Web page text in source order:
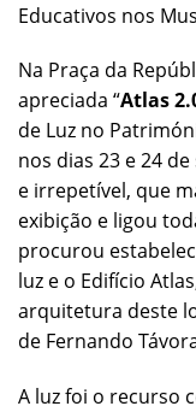
Educativos nos
Na Praça da
apreciada “Atlas
de Luz no
nos dias 23 e 24
e irrepetível, que
exibição e ligou
procurou
luz e o Edifício
arquitetura deste
de Fernando
A luz foi o recurso